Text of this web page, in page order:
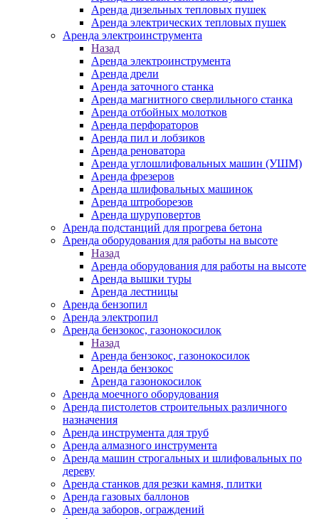
Аренда дизельных тепловых пушек
Аренда электрических тепловых пушек
Аренда электроинструмента
Назад
Аренда электроинструмента
Аренда дрели
Аренда заточного станка
Аренда магнитного сверлильного станка
Аренда отбойных молотков
Аренда перфораторов
Аренда пил и лобзиков
Аренда реноватора
Аренда углошлифовальных машин (УШМ)
Аренда фрезеров
Аренда шлифовальных машинок
Аренда штроборезов
Аренда шуруповертов
Аренда подстанций для прогрева бетона
Аренда оборудования для работы на высоте
Назад
Аренда оборудования для работы на высоте
Аренда вышки туры
Аренда лестницы
Аренда бензопил
Аренда электропил
Аренда бензокос, газонокосилок
Назад
Аренда бензокос, газонокосилок
Аренда бензокос
Аренда газонокосилок
Аренда моечного оборудования
Аренда пистолетов строительных различного
назначения
Аренда инструмента для труб
Аренда алмазного инструмента
Аренда машин строгальных и шлифовальных по
дереву
Аренда станков для резки камня, плитки
Аренда газовых баллонов
Аренда заборов, ограждений